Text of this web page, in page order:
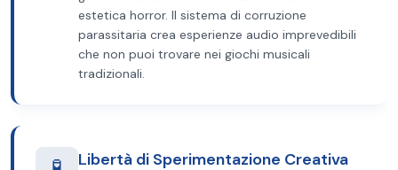
estetica horror. Il sistema di corruzione
parassitaria crea esperienze audio imprevedibili
che non puoi trovare nei giochi musicali
tradizionali.
Libertà di Sperimentazione Creativa